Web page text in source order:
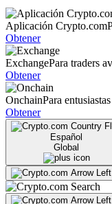
Aplicación Crypto.com
Obtener
ExchangePara traders
Obtener
OnchainPara
Obtener
Español
Global